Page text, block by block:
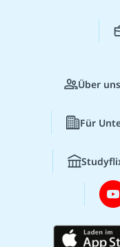
Über uns
Für